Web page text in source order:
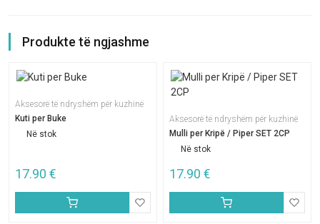
Produkte të ngjashme
Aksesorë të ndryshëm për kuzhinë
Kuti per Buke
Në stok
17.90 €
Aksesorë të ndryshëm për kuzhinë
Mulli per Kripë / Piper SET 2CP
Në stok
17.90 €